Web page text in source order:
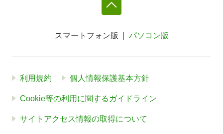
スマートフォン版 パソコン版
利用規約 個人情報保護基本方針
Cookie等の利用に関するガイドライン
サイトアクセス情報の取得について